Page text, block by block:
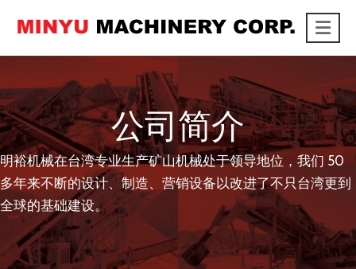
link
公司简介
明裕机械在台湾专业生产矿山机械处于领导地位，我们 50
多年来不断的设计、制造、营销设备以改进了不只台湾更到
全球的基础建设。